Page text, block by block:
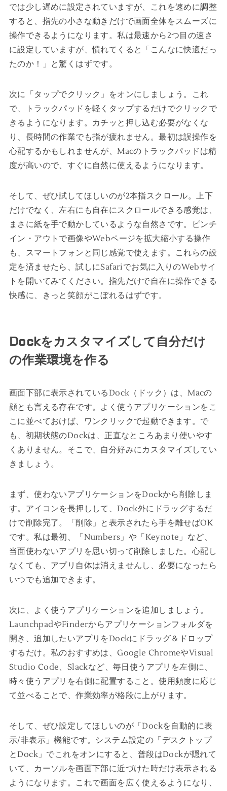
では少し遅めに設定されていますが、これを速めに調整
すると、指先の小さな動きだけで画面全体をスムーズに
操作できるようになります。私は最速から2つ目の速さ
に設定していますが、慣れてくると「こんなに快適だっ
たのか！」と驚くはずです。
次に「タップでクリック」をオンにしましょう。これ
で、トラックパッドを軽くタップするだけでクリックで
きるようになります。カチッと押し込む必要がなくな
り、長時間の作業でも指が疲れません。最初は誤操作を
心配するかもしれませんが、Macのトラックパッドは精
度が高いので、すぐに自然に使えるようになります。
そして、ぜひ試してほしいのが2本指スクロール。上下
だけでなく、左右にも自在にスクロールできる感覚は、
まさに紙を手で動かしているような自然さです。ピンチ
イン・アウトで画像やWebページを拡大縮小する操作
も、スマートフォンと同じ感覚で使えます。これらの設
定を済ませたら、試しにSafariでお気に入りのWebサイ
トを開いてみてください。指先だけで自在に操作できる
快感に、きっと笑顔がこぼれるはずです。
Dockをカスタマイズして自分だけ
の作業環境を作る
画面下部に表示されているDock（ドック）は、Macの
顔とも言える存在です。よく使うアプリケーションをこ
こに並べておけば、ワンクリックで起動できます。で
も、初期状態のDockは、正直なところあまり使いやす
くありません。そこで、自分好みにカスタマイズしてい
きましょう。
まず、使わないアプリケーションをDockから削除しま
す。アイコンを長押しして、Dock外にドラッグするだ
けで削除完了。「削除」と表示されたら手を離せばOK
です。私は最初、「Numbers」や「Keynote」など、
当面使わないアプリを思い切って削除しました。心配し
なくても、アプリ自体は消えませんし、必要になったら
いつでも追加できます。
次に、よく使うアプリケーションを追加しましょう。
LaunchpadやFinderからアプリケーションフォルダを
開き、追加したいアプリをDockにドラッグ＆ドロップ
するだけ。私のおすすめは、Google ChromeやVisual
Studio Code、Slackなど、毎日使うアプリを左側に、
時々使うアプリを右側に配置すること。使用頻度に応じ
て並べることで、作業効率が格段に上がります。
そして、ぜひ設定してほしいのが「Dockを自動的に表
示/非表示」機能です。システム設定の「デスクトップ
とDock」でこれをオンにすると、普段はDockが隠れて
いて、カーソルを画面下部に近づけた時だけ表示される
ようになります。これで画面を広く使えるようになり、